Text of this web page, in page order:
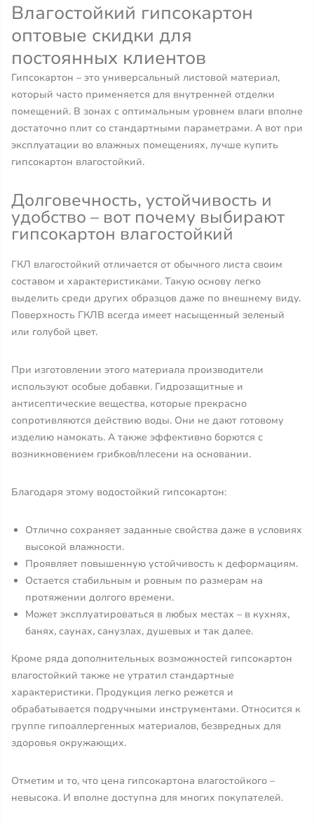
Влагостойкий гипсокартон
оптовые скидки для
постоянных клиентов
Гипсокартон – это универсальный листовой материал,
который часто применяется для внутренней отделки
помещений. В зонах с оптимальным уровнем влаги вполне
достаточно плит со стандартными параметрами. А вот при
эксплуатации во влажных помещениях, лучше купить
гипсокартон влагостойкий.
Долговечность, устойчивость и
удобство – вот почему выбирают
гипсокартон влагостойкий
ГКЛ влагостойкий отличается от обычного листа своим
составом и характеристиками. Такую основу легко
выделить среди других образцов даже по внешнему виду.
Поверхность ГКЛВ всегда имеет насыщенный зеленый
или голубой цвет.
При изготовлении этого материала производители
используют особые добавки. Гидрозащитные и
антисептические вещества, которые прекрасно
сопротивляются действию воды. Они не дают готовому
изделию намокать. А также эффективно борются с
возникновением грибков/плесени на основании.
Благодаря этому водостойкий гипсокартон:
Отлично сохраняет заданные свойства даже в условиях
высокой влажности.
Проявляет повышенную устойчивость к деформациям.
Остается стабильным и ровным по размерам на
протяжении долгого времени.
Может эксплуатироваться в любых местах – в кухнях,
банях, саунах, санузлах, душевых и так далее.
Кроме ряда дополнительных возможностей гипсокартон
влагостойкий также не утратил стандартные
характеристики. Продукция легко режется и
обрабатывается подручными инструментами. Относится к
группе гипоаллергенных материалов, безвредных для
здоровья окружающих.
Отметим и то, что цена гипсокартона влагостойкого –
невысока. И вполне доступна для многих покупателей.